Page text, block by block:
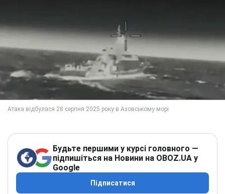
Будьте першими у курсі головного —
підпишіться на Новини на OBOZ.UA у
Google
Підписатися